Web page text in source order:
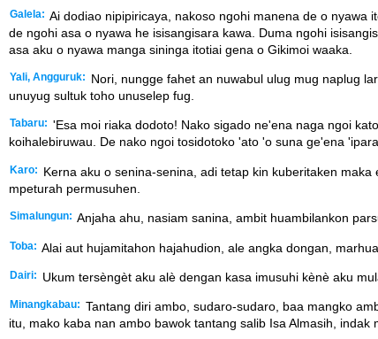
Galela: Ai dodiao nipipiricaya, nakoso ngohi manena de o nyawa
de ngohi asa o nyawa he isisangisara kawa. Duma ngohi
asa aku o nyawa manga sininga itotiai gena o Gikimoi waaka.
Yali, Angguruk:
Nori, nungge fahet an nuwabul ulug mug naplug
unuyug sultuk toho unuselep fug.
Tabaru: 'Esa moi riaka dodoto! Nako sigado ne'ena naga ngoi
koihalebiruwau. De nako ngoi tosidotoko 'ato 'o suna ge'ena
Karo:
Kerna aku o senina-senina, adi tetap kin kuberitaken
mpeturah permusuhen.
Simalungun: Anjaha ahu, nasiam sanina, ambit huambilankon
Toba: Alai aut hujamitahon hajahudion, ale angka dongan,
Dairi: Ukum tersèngèt aku alè dengan kasa imusuhi kènè aku
Minangkabau: Tantang diri ambo, sudaro-sudaro, baa mangko
itu, mako kaba nan ambo bawok tantang salib Isa Almasih, indak